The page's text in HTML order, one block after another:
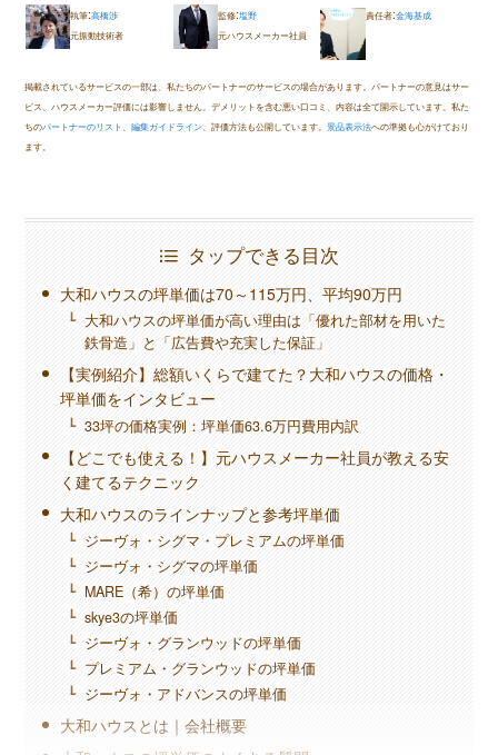
執筆:高橋渉
元振動技術者
監修:塩野
元ハウスメーカー社員
責任者:金海基成
掲載されているサービスの一部は、私たちのパートナーのサービスの場合があります。パートナーの意見はサー
ビス、ハウスメーカー評価には影響しません。デメリットを含む悪い口コミ、内容は全て開示しています。私た
ちのパートナーのリスト 、編集ガイドライン 、評価方法も公開しています。景品表示法への準拠も心がけており
ます。
タップできる目次
大和ハウスの坪単価は70～115万円、平均90万円
大和ハウスの坪単価が高い理由は「優れた部材を用いた
鉄骨造」と「広告費や充実した保証」
【実例紹介】総額いくらで建てた？大和ハウスの価格・
坪単価をインタビュー
33坪の価格実例：坪単価63.6万円費用内訳
【どこでも使える！】元ハウスメーカー社員が教える安
く建てるテクニック
大和ハウスのラインナップと参考坪単価
ジーヴォ・シグマ・プレミアムの坪単価
ジーヴォ・シグマの坪単価
MARE（希）の坪単価
skye3の坪単価
ジーヴォ・グランウッドの坪単価
プレミアム・グランウッドの坪単価
ジーヴォ・アドバンスの坪単価
大和ハウスとは｜会社概要